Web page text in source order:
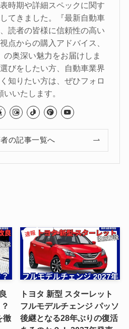
時期や詳細スペックに関す
てきました。『最新自動車
読者の皆様に信頼性の高い
点からの購入アドバイス、
の奥深い魅力をお届けしま
びをしたい方、自動車業界
知りたい方は、ぜひフォロ
いいたします。
の記事一覧へ
徹
トヨタ 新型 スターレット
フルモデルチェンジ パッソ
後継となる28年ぶりの復活